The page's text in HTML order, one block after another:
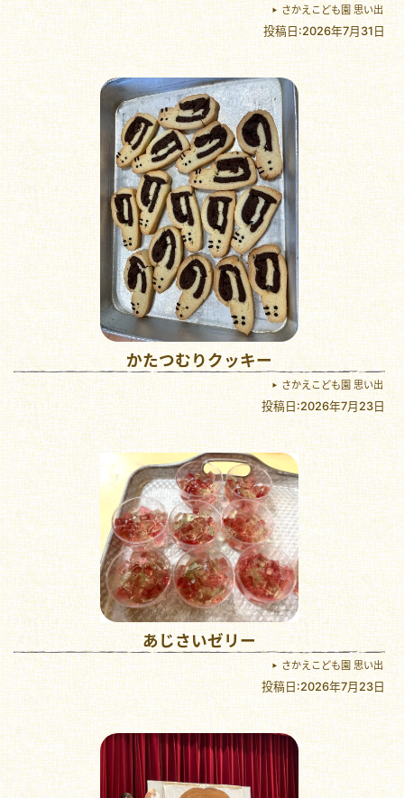
さかえこども園 思い出
投稿日:2026年7月31日
かたつむりクッキー
さかえこども園 思い出
投稿日:2026年7月23日
あじさいゼリー
さかえこども園 思い出
投稿日:2026年7月23日